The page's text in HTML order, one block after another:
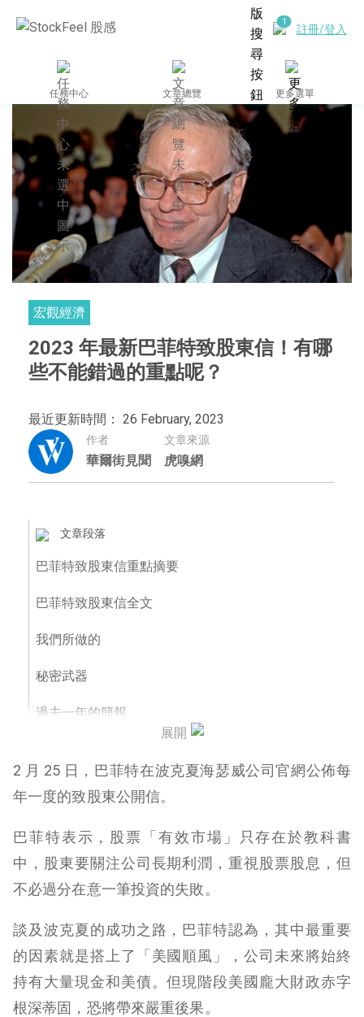
註冊/登入
任務中心 文章總覽 更多選單
宏觀經濟
2023 年最新巴菲特致股東信！有哪
些不能錯過的重點呢？
最近更新時間： 26 February, 2023
作者
華爾街見聞
文章來源
虎嗅網
文章段落
巴菲特致股東信重點摘要
巴菲特致股東信全文
我們所做的
秘密武器
過去一年的簡報
波克夏海瑟威繳納的「驚人」聯邦稅
奧馬哈的一次家庭聚會
展開
2 月 25 日，巴菲特在波克夏海瑟威公司官網公佈每
年一度的致股東公開信。
巴菲特表示，股票「有效市場」只存在於教科書
中，股東要關注公司長期利潤，重視股票股息，但
不必過分在意一筆投資的失敗。
談及波克夏的成功之路，巴菲特認為，其中最重要
的因素就是搭上了「美國順風」，公司未來將始終
持有大量現金和美債。但現階段美國龐大財政赤字
根深蒂固，恐將帶來嚴重後果。